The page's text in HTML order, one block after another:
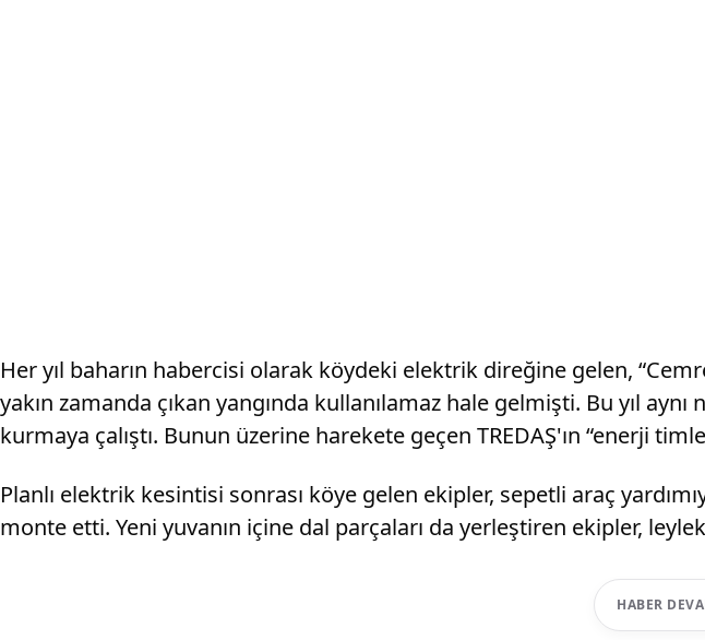
Her yıl baharın habercisi olarak köydeki elektrik direğine gelen,
yakın zamanda çıkan yangında kullanılamaz hale gelmişti. Bu yıl
kurmaya çalıştı. Bunun üzerine harekete geçen TREDAŞ'ın “enerji
Planlı elektrik kesintisi sonrası köye gelen ekipler, sepetli araç
monte etti. Yeni yuvanın içine dal parçaları da yerleştiren ekipler,
HABER